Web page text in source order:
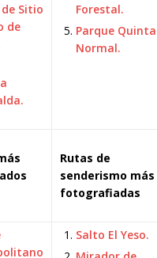
Sitio
de
Forestal.
Parque Quinta
Normal.
Rutas de
senderismo más
fotografiadas
Salto El Yeso.